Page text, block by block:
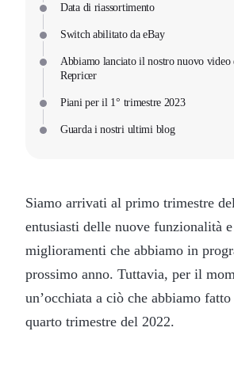
Data di riassortimento
Switch abilitato da eBay
Abbiamo lanciato il nostro nuovo video
Repricer
Piani per il 1° trimestre 2023
Guarda i nostri ultimi blog
Siamo arrivati al primo trimestre
entusiasti delle nuove funzionalità
miglioramenti che abbiamo in
prossimo anno. Tuttavia, per il
un’occhiata a ciò che abbiamo
quarto trimestre del 2022.